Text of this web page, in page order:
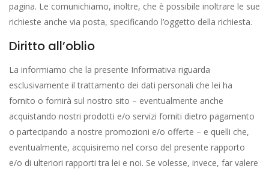
pagina. Le comunichiamo, inoltre, che è possibile inoltrare le sue
richieste anche via posta, specificando l’oggetto della richiesta.
Diritto all’oblio
La informiamo che la presente Informativa riguarda
esclusivamente il trattamento dei dati personali che lei ha
fornito o fornirà sul nostro sito – eventualmente anche
acquistando nostri prodotti e/o servizi forniti dietro pagamento
o partecipando a nostre promozioni e/o offerte – e quelli che,
eventualmente, acquisiremo nel corso del presente rapporto
e/o di ulteriori rapporti tra lei e noi. Se volesse, invece, far valere